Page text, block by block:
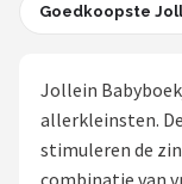
Knuffel
Babykleding
Goedkoopste
Jollein
allerkleinsten.
stimuleren de
combinatie van